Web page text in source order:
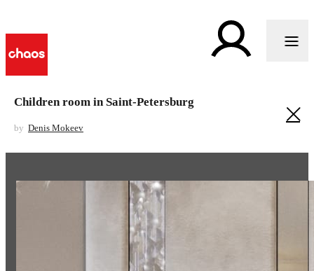
Children room in Saint-Petersburg
by Denis Mokeev